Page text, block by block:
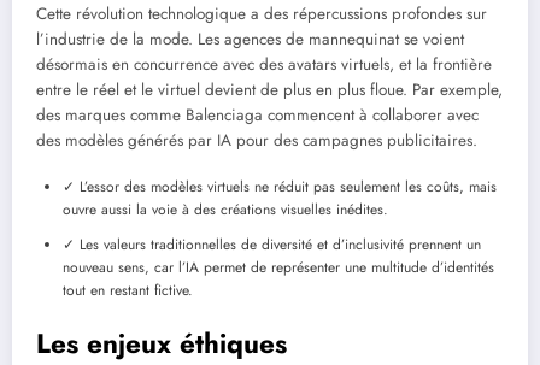
Cette révolution technologique a des répercussions profondes sur
l’industrie de la mode. Les agences de mannequinat se voient
désormais en concurrence avec des avatars virtuels, et la frontière
entre le réel et le virtuel devient de plus en plus floue. Par exemple,
des marques comme Balenciaga commencent à collaborer avec
des modèles générés par IA pour des campagnes publicitaires.
✓ L’essor des modèles virtuels ne réduit pas seulement les coûts, mais
ouvre aussi la voie à des créations visuelles inédites.
✓ Les valeurs traditionnelles de diversité et d’inclusivité prennent un
nouveau sens, car l’IA permet de représenter une multitude d’identités
tout en restant fictive.
Les enjeux éthiques